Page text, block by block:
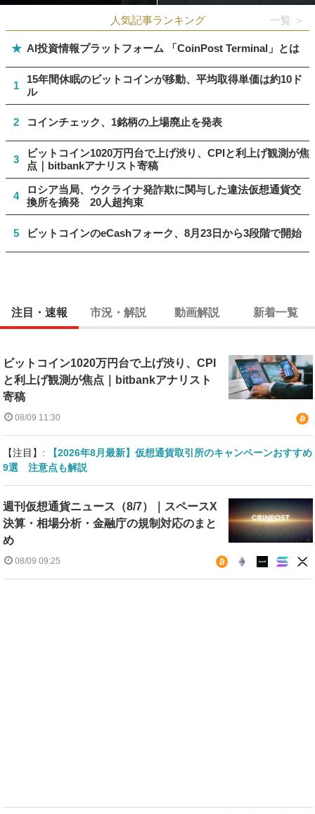
人気記事ランキング 一覧 ＞
★ AI投資情報プラットフォーム 「CoinPost Terminal」とは
1
15年間休眠のビットコインが移動、平均取得単価は約10ド
ル
2 コインチェック、1銘柄の上場廃止を発表
3
ビットコイン1020万円台で上げ渋り、CPIと利上げ観測が焦
点｜bitbankアナリスト寄稿
4
ロシア当局、ウクライナ発詐欺に関与した違法仮想通貨交
換所を摘発 20人超拘束
5 ビットコインのeCashフォーク、8月23日から3段階で開始
注目・速報 市況・解説 動画解説 新着一覧
ビットコイン1020万円台で上げ渋り、CPI
と利上げ観測が焦点｜bitbankアナリスト
寄稿
08/09 11:30
【注目】:
【2026年8月最新】仮想通貨取引所のキャンペーンおすすめ
9選 注意点も解説
週刊仮想通貨ニュース（8/7）｜スペースX
決算・相場分析・金融庁の規制対応のまと
め
08/09 09:25